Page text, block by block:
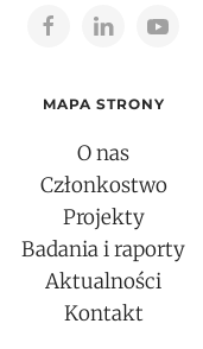
MAPA STRONY
O nas
Członkostwo
Projekty
Badania i raporty
Aktualności
Kontakt